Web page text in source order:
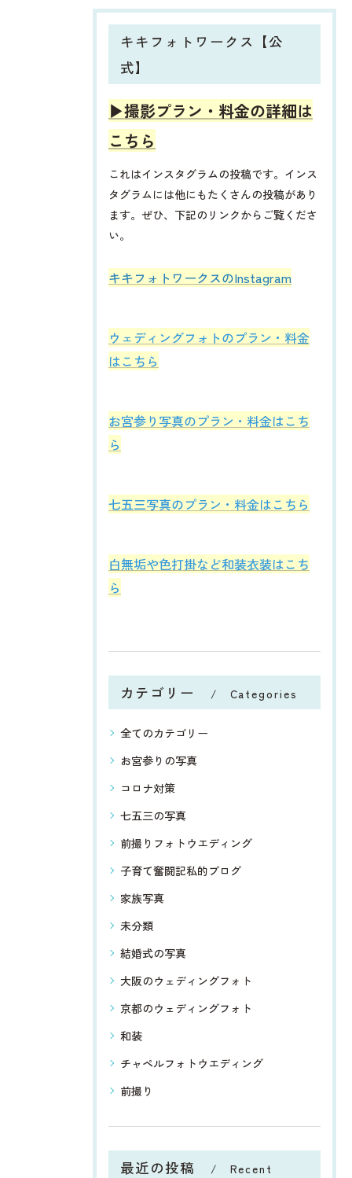
キキフォトワークス【公
式】
▶︎撮影プラン・料金の詳細は
こちら
これはインスタグラムの投稿です。インス
タグラムには他にもたくさんの投稿があり
ます。ぜひ、下記のリンクからご覧くださ
い。
​​​​キキフォトワークスのInstagram
ウェディングフォトのプラン・料金
はこちら
お宮参り写真のプラン・料金はこち
ら
七五三写真のプラン・料金はこちら
白無垢や色打掛など和装衣装はこち
ら
カテゴリー Categories
全てのカテゴリー
お宮参りの写真
コロナ対策
七五三の写真
前撮りフォトウエディング
子育て奮闘記私的ブログ
家族写真
未分類
結婚式の写真
大阪のウェディングフォト
京都のウェディングフォト
和装
チャペルフォトウエディング
前撮り
最近の投稿 Recent